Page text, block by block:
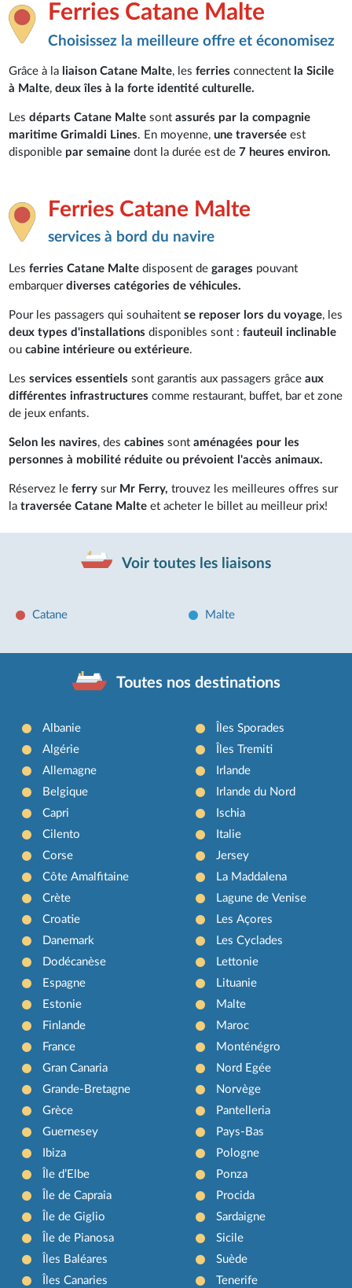
Ferries Catane Malte
Choisissez la meilleure offre et économisez
Grâce à la liaison Catane Malte, lesferriesconnectent la Sicile
à Malte,deux îles à la forte identité culturelle.
Lesdéparts Catane Malte sontassurés par la compagnie
maritime Grimaldi Lines. En moyenne,une traverséeest
disponible par semainedont la durée est de 7 heures environ.
Ferries Catane Malte
services à bord du navire
Lesferries Catane Maltedisposent degarages pouvant
embarquerdiverses catégories de véhicules.
Pour les passagers qui souhaitentse reposer lors du voyage, les
deux types d'installations disponibles sont : fauteuil inclinable
oucabine intérieure ou extérieure.
Les services essentiels sont garantis aux passagers grâceaux
différentes infrastructurescomme restaurant, buffet, bar et zone
de jeux enfants.
Selon les navires, descabinessontaménagées pour les
personnes à mobilité réduite ou prévoient l'accès animaux.
Réservez leferrysur Mr Ferry,trouvez les meilleures offres sur
latraversée Catane Malteet acheter le billet au meilleur prix!
Voir toutes les liaisons
Catane Malte
Toutes nos destinations
Albanie
Algérie
Allemagne
Belgique
Capri
Cilento
Corse
Côte Amalfitaine
Crète
Croatie
Danemark
Dodécanèse
Espagne
Estonie
Finlande
France
Gran Canaria
Grande-Bretagne
Grèce
Guernesey
Ibiza
Île d’Elbe
Île de Capraia
Île de Giglio
Île de Pianosa
Îles Baléares
Îles Canaries
Îles Sporades
Îles Tremiti
Irlande
Irlande du Nord
Ischia
Italie
Jersey
La Maddalena
Lagune de Venise
Les Açores
Les Cyclades
Lettonie
Lituanie
Malte
Maroc
Monténégro
Nord Egée
Norvège
Pantelleria
Pays-Bas
Pologne
Ponza
Procida
Sardaigne
Sicile
Suède
Tenerife